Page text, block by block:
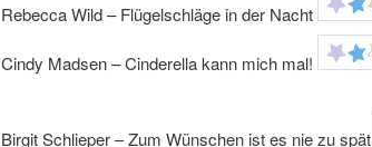
Rebecca Wild – Flügelschläge in der Nacht
Cindy Madsen – Cinderella kann mich mal!
Birgit Schlieper – Zum Wünschen ist es nie zu spät